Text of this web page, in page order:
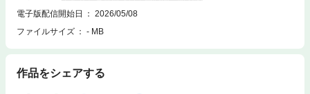
電子版配信開始日
2026/05/08
ファイルサイズ
- MB
作品をシェアする